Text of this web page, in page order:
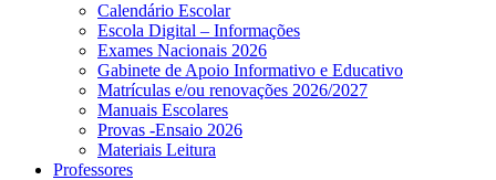
Calendário Escolar
Escola Digital – Informações
Exames Nacionais 2026
Gabinete de Apoio Informativo e Educativo
Matrículas e/ou renovações 2026/2027
Manuais Escolares
Provas -Ensaio 2026
Materiais Leitura
Professores